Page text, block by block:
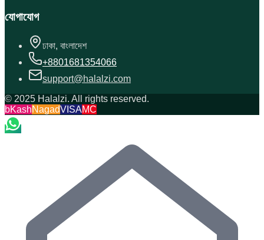
যোগাযোগ
ঢাকা, বাংলাদেশ
+8801681354066
support@halalzi.com
© 2025 Halalzi. All rights reserved.
bKashNagadVISAMC